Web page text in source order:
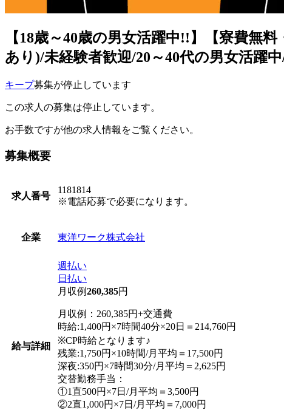
【18歳～40歳の男女活躍中!!】【寮費無
あり)/未経験者歓迎/20～40代の男女活躍
キープ募集が停止しています
この求人の募集は停止しています。
お手数ですが他の求人情報をご覧ください。
募集概要
求人番号
1181814
※電話応募で必要になります。
企業 東洋ワーク株式会社
給与詳細
週払い
日払い
月収例260,385円
月収例：260,385円+交通費
時給:1,400円×7時間40分×20日＝214,760円
※CP時給となります♪
残業:1,750円×10時間/月平均＝17,500円
深夜:350円×7時間30分/月平均＝2,625円
交替勤務手当：
①1直500円×7日/月平均＝3,500円
②2直1,000円×7日/月平均＝7,000円